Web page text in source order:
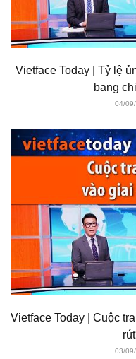
Vietface Today | Tỷ lệ
bang
04/
Vietface Today | Cuộc
03/